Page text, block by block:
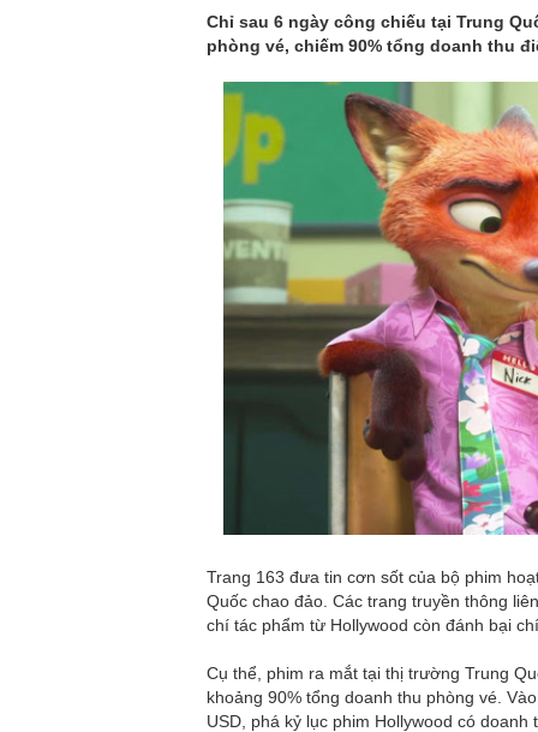
là ai?
Nữ diễn viên 19
một đêm là ai?
Nam diễn viên
nghi tự tử
Bão Dolphin
sắp có gió mạnh
Thy Nhung: Năm
nghĩa trong hành
'Khổng tước'
trứng/ngày, U70
Nữ diễn viên 42
phim trường
viên 007 với vợ
Chỉ sau 6 ngày công chiếu tại Trung
phòng vé, chiếm 90% tổng doanh thu
Trang 163 đưa tin cơn sốt của bộ phim
Quốc chao đảo. Các trang truyền thông
chí tác phẩm từ Hollywood còn đánh bại
Cụ thể, phim ra mắt tại thị trường Trung
khoảng 90% tổng doanh thu phòng vé.
USD, phá kỷ lục phim Hollywood có